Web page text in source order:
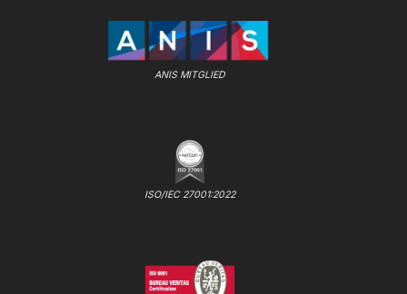
ANIS MITGLIED
ISO/IEC 27001:2022